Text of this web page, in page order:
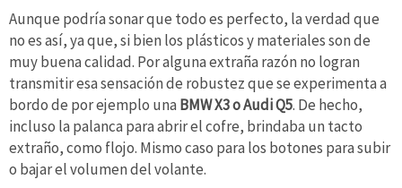
Aunque podría sonar que todo es perfecto, la verdad que
no es así, ya que, si bien los plásticos y materiales son de
muy buena calidad. Por alguna extraña razón no logran
transmitir esa sensación de robustez que se experimenta a
bordo de por ejemplo una BMW X3 o Audi Q5. De hecho,
incluso la palanca para abrir el cofre, brindaba un tacto
extraño, como flojo. Mismo caso para los botones para subir
o bajar el volumen del volante.